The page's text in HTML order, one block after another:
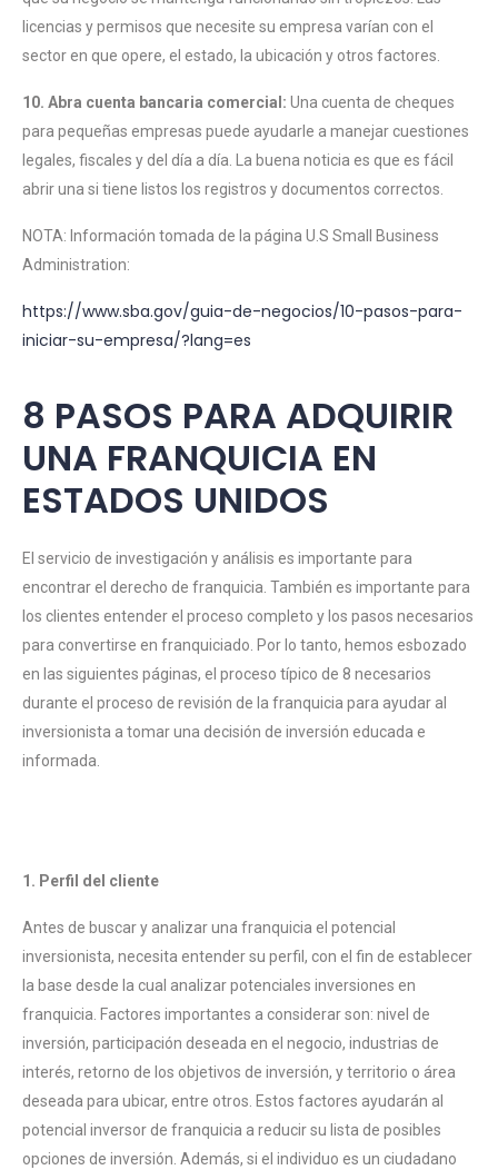
licencias y permisos que necesite su empresa varían con el
sector en que opere, el estado, la ubicación y otros factores.
10. Abra cuenta bancaria comercial: Una cuenta de cheques
para pequeñas empresas puede ayudarle a manejar cuestiones
legales, fiscales y del día a día. La buena noticia es que es fácil
abrir una si tiene listos los registros y documentos correctos.
NOTA: Información tomada de la página U.S Small Business
Administration:
https://www.sba.gov/guia-de-negocios/10-pasos-para-
iniciar-su-empresa/?lang=es
8 PASOS PARA ADQUIRIR
UNA FRANQUICIA EN
ESTADOS UNIDOS
El servicio de investigación y análisis es importante para
encontrar el derecho de franquicia. También es importante para
los clientes entender el proceso completo y los pasos necesarios
para convertirse en franquiciado. Por lo tanto, hemos esbozado
en las siguientes páginas, el proceso típico de 8 necesarios
durante el proceso de revisión de la franquicia para ayudar al
inversionista a tomar una decisión de inversión educada e
informada.
1. Perfil del cliente
Antes de buscar y analizar una franquicia el potencial
inversionista, necesita entender su perfil, con el fin de establecer
la base desde la cual analizar potenciales inversiones en
franquicia. Factores importantes a considerar son: nivel de
inversión, participación deseada en el negocio, industrias de
interés, retorno de los objetivos de inversión, y territorio o área
deseada para ubicar, entre otros. Estos factores ayudarán al
potencial inversor de franquicia a reducir su lista de posibles
opciones de inversión. Además, si el individuo es un ciudadano